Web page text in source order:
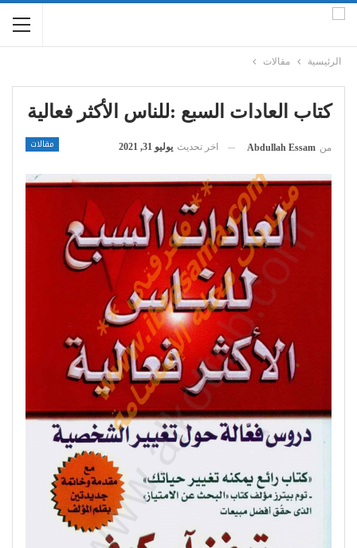
الرئيسية مقالات
كتاب العادات السبع :للناس الأكثر فعالية
مقالات من Abdullah Essam اخر تحديث يوليو 31, 2021